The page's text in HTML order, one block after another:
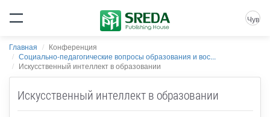
Чув
Главная
Конференция
Социально-педагогические вопросы образования и вос...
Искусственный интеллект в образовании
Искусственный интеллект в образовании